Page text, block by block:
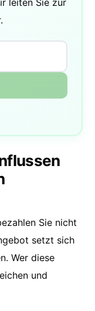
leiten Sie zur
Sie nicht
setzt sich
Wer diese
und